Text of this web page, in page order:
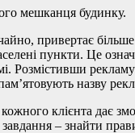
мешканця будинку.
привертає
пункти. Це
Розмістивши
назву
клієнта дає
– знайти